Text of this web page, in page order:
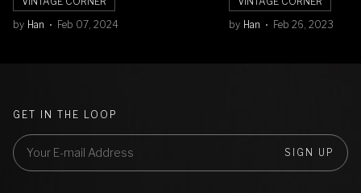
by Han Feb 07, 2024
by Han Feb 26, 2023
GET IN THE LOOP
SIGN UP